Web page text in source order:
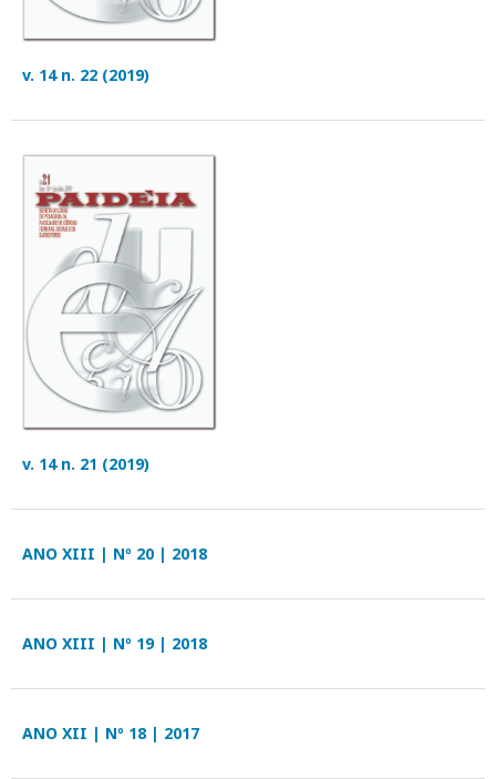
v. 14 n. 22 (2019)
v. 14 n. 21 (2019)
ANO XIII | Nº 20 | 2018
ANO XIII | Nº 19 | 2018
ANO XII | Nº 18 | 2017